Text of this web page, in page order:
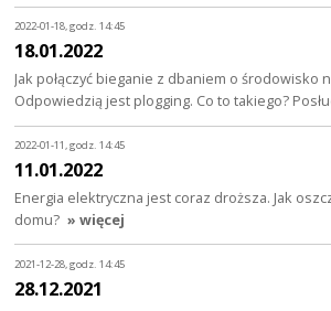
2022-01-18, godz. 14:45
18.01.2022
Jak połączyć bieganie z dbaniem o środowisko
Odpowiedzią jest plogging. Co to takiego?
2022-01-11, godz. 14:45
11.01.2022
Energia elektryczna jest coraz droższa. Jak
domu? » więcej
2021-12-28, godz. 14:45
28.12.2021